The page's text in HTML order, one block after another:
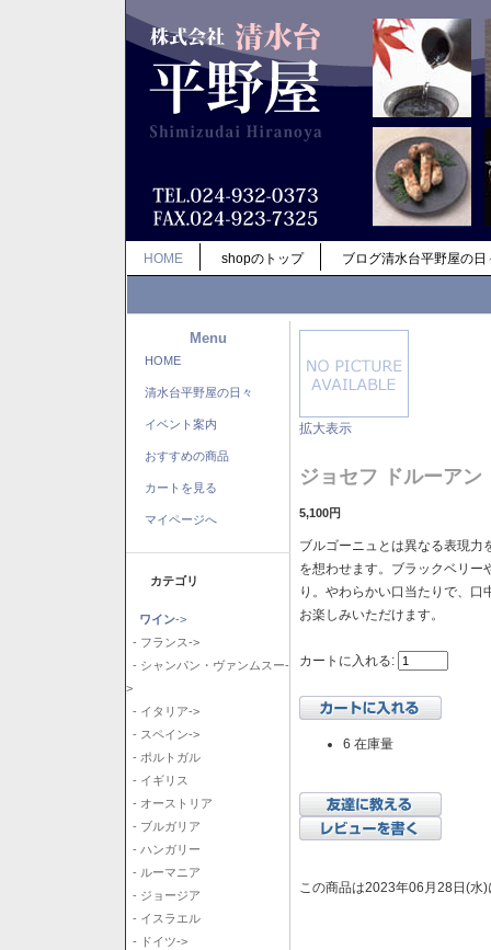
HOME shopのトップ ブログ清水台平野屋の日
Menu
HOME
清水台平野屋の日々
イベント案内
おすすめの商品
カートを見る
マイページへ
カテゴリ
ワイン->
- フランス->
- シャンパン・ヴァンムスー-
>
- イタリア->
- スペイン->
- ポルトガル
- イギリス
- オーストリア
- ブルガリア
- ハンガリー
- ルーマニア
- ジョージア
- イスラエル
- ドイツ->
拡大表示
ジョセフ ドルーア
5,100円
ブルゴーニュとは異なる表現力
を想わせます。ブラックベリー
り。やわらかい口当たりで、
お楽しみいただけます。
カートに入れる:
6 在庫量
この商品は2023年06月28日(水